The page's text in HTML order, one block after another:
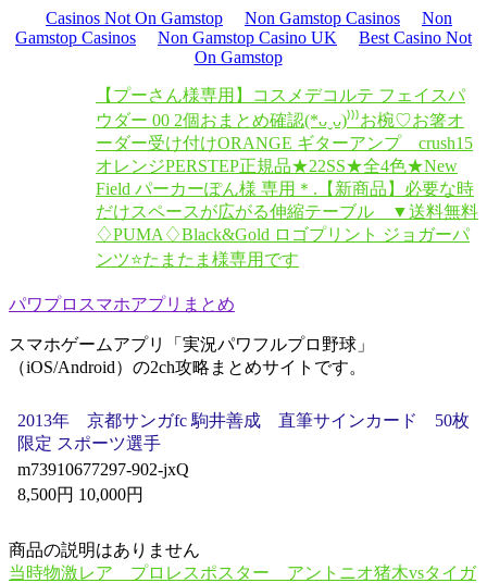
Casinos Not On Gamstop Non Gamstop Casinos
Non
Gamstop Casinos
Non Gamstop Casino UK
Best Casino Not
On Gamstop
【プーさん様専用】コスメデコルテ フェイスパ
ウダー 00 2個おまとめ確認(*ᴗˬᴗ)⁾⁾⁾お椀♡お箸オ
ーダー受け付けORANGE ギターアンプ crush15
オレンジPERSTEP正規品★22SS★全4色★New
Field パーカーぽん様 専用＊. 【新商品】必要な時
だけスペースが広がる伸縮テーブル ▼送料無料
♢PUMA♢Black&Gold ロゴプリント ジョガーパ
ンツ⭐️たまたま様専用です
パワプロスマホアプリまとめ
スマホゲームアプリ「実況パワフルプロ野球」
（iOS/Android）の2ch攻略まとめサイトです。
2013年 京都サンガfc 駒井善成 直筆サインカード 50枚
限定 スポーツ選手
m73910677297-902-jxQ
8,500円 10,000円
商品の説明はありません
当時物激レア プロレスポスター アントニオ猪木vsタイガ